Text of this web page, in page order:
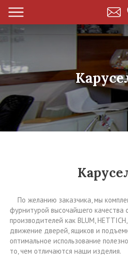
По желанию заказчика, мы
фурнитурой высочайшего качества
производителей как BLUM,
движение дверей, ящиков и
оптимальное использование
то, чем отличаются наши изделия.